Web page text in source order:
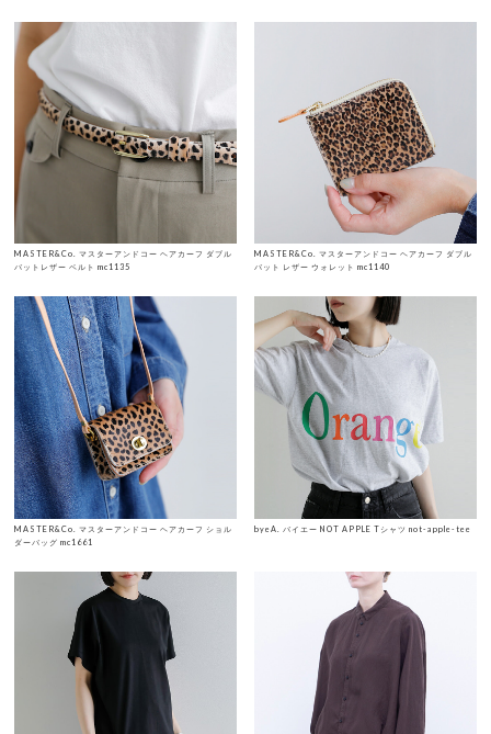
MASTER&Co. マスターアンドコー ヘアカーフ ダブル
バットレザー ベルト mc1135
MASTER&Co. マスターアンドコー ヘアカーフ ダブル
バット レザー ウォレット mc1140
MASTER&Co. マスターアンドコー ヘアカーフ ショル
ダーバッグ mc1661
byeA. バイエー NOT APPLE Tシャツ not-apple-tee